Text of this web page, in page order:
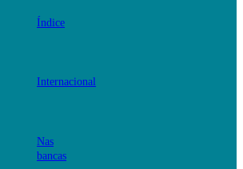
Índice
Internacional
Nas
bancas